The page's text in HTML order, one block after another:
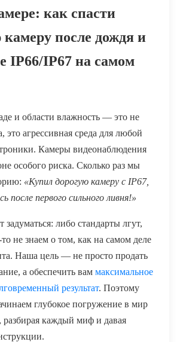
как спасти
после дождя и
IP66/IP67 на самом
и области влажность — это не
это агрессивная среда для любой
Камеры видеонаблюдения
особого риска. Сколько раз мы
«Купил дорогую камеру с IP67,
после первого сильного ливня!»
задуматься: либо стандарты лгут,
не знаем о том, как на самом деле
Наша цель — не просто продать
а обеспечить вам максимальное
результат. Поэтому
глубокое погружение в мир
разбирая каждый миф и давая